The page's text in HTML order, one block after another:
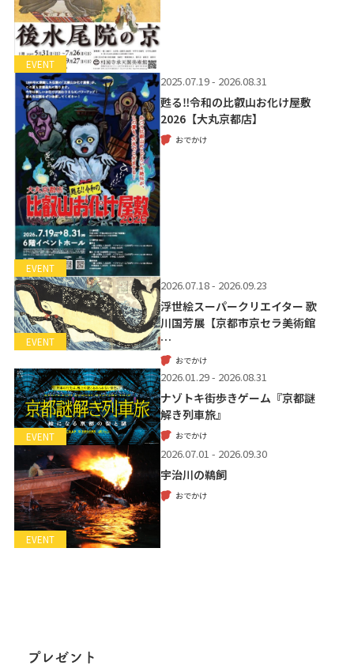
EVENT
EVENT
2025.07.19 - 2026.08.31
甦る‼令和の比叡山お化け屋敷
2026【大丸京都店】
おでかけ
EVENT
2026.07.18 - 2026.09.23
浮世絵スーパークリエイター 歌
川国芳展【京都市京セラ美術館
…
おでかけ
EVENT
2026.01.29 - 2026.08.31
ナゾトキ街歩きゲーム『京都謎
解き列車旅』
おでかけ
EVENT
2026.07.01 - 2026.09.30
宇治川の鵜飼
おでかけ
プレゼント